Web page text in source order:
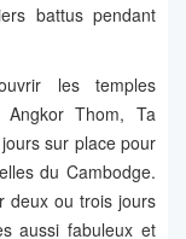
battus pendant
les temples
Angkor Thom, Ta
sur place pour
du Cambodge.
deux ou trois jours
aussi fabuleux et